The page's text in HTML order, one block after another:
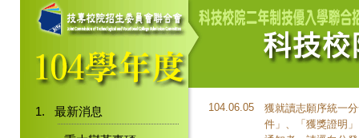
最新消息 104.06.05
獲就讀志願序統一
件」、「獲獎證明